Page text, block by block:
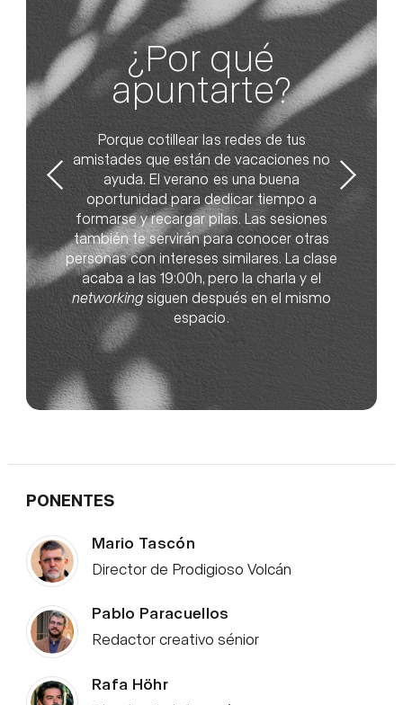
¿Por qué
apuntarte?
Porque cotillear las redes de tus
amistades que están de vacaciones no
ayuda. El verano es una buena
oportunidad para dedicar tiempo a
formarse y recargar pilas. Las sesiones
también te servirán para conocer otras
personas con intereses similares. La clase
acaba a las 19:00h, pero la charla y el
networkingsiguen después en el mismo
espacio.
PONENTES
Mario Tascón
Director de Prodigioso Volcán
Pablo Paracuellos
Redactor creativo sénior
Rafa Höhr